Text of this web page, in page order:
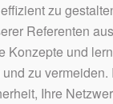
zu
Referenten
Konzepte und
zu
Ihre